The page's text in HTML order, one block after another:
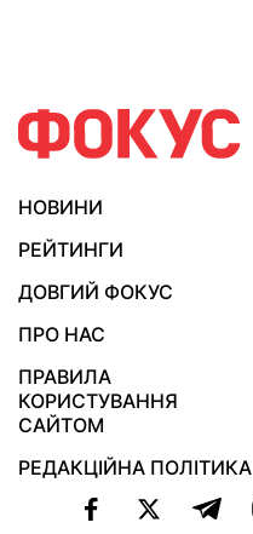
НОВИНИ
РЕЙТИНГИ
ДОВГИЙ ФОКУС
ПРО НАС
ПРАВИЛА
КОРИСТУВАННЯ
САЙТОМ
РЕДАКЦІЙНА ПОЛІТИКА